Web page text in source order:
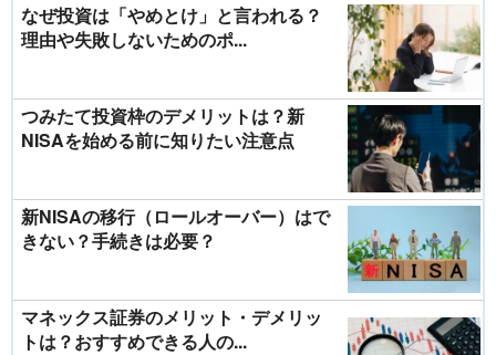
なぜ投資は「やめとけ」と言われる？
理由や失敗しないためのポ...
つみたて投資枠のデメリットは？新
NISAを始める前に知りたい注意点
新NISAの移行（ロールオーバー）はで
きない？手続きは必要？
マネックス証券のメリット・デメリッ
トは？おすすめできる人の...